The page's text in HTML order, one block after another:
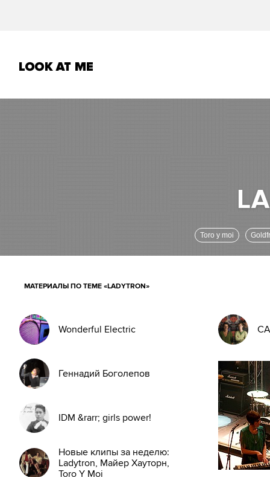
Toro y moi
МАТЕРИАЛЫ ПО ТЕМЕ «LADYTRON»
Wonderful Electric
Геннадий Боголепов
IDM &rarr; girls power!
Новые клипы за неделю:
Ladytron, Майер Хауторн,
Toro Y Moi